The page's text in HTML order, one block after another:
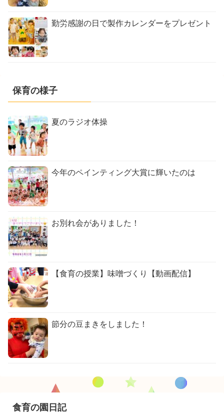
勤労感謝の日で製作カレンダーをプレゼント
保育の様子
夏のラジオ体操
今年のペインティング大賞に輝いたのは
お別れ会がありました！
【食育の授業】味噌づくり【動画配信】
節分の豆まきをしました！
食育の園日記